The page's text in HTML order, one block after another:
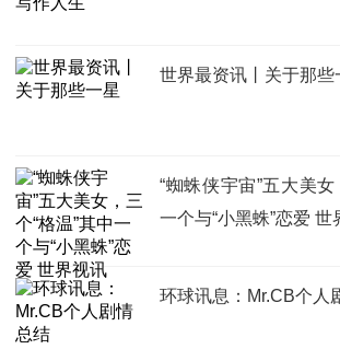
世界最资讯丨关于那些
“蜘蛛侠宇宙”五大美女
一个与“小黑蛛”恋爱 世
环球讯息：Mr.CB个人